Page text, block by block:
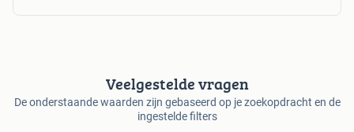
Veelgestelde vragen
De onderstaande waarden zijn gebaseerd op je zoekopdracht en de
ingestelde filters